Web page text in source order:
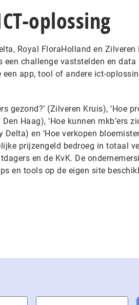
oplossing
Royal FloraHolland en Zilveren
challenge vaststelden en data
app, tool of andere ict-
gezond?’ (Zilveren Kruis), ‘Hoe
Haag), ‘Hoe kunnen mkb’ers
en ‘Hoe verkopen
prijzengeld bedroeg in totaal
en de KvK. De
en tools op de eigen site